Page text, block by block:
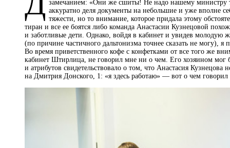
замечанием: «Они же сшиты! Не надо нашему министру
аккуратно деля документы на небольшие и уже вполне
тяжести, но то внимание, которое придала этому
тиран и все ее боятся либо команда Анастасии Кузнецовой
и заботливые дети. Однако, войдя в кабинет и увидев
(по причине частичного дальтонизма точнее сказать не могу),
Во время приветственного кофе с конфетками от все того же
кабинет Штирлица, не говорил мне ни о чем. Его хозяином мог
и атрибутов свидетельствовало о том, что Анастасия
на Дмитрия Донского, 1: «я здесь работаю» — вот о чем говорил